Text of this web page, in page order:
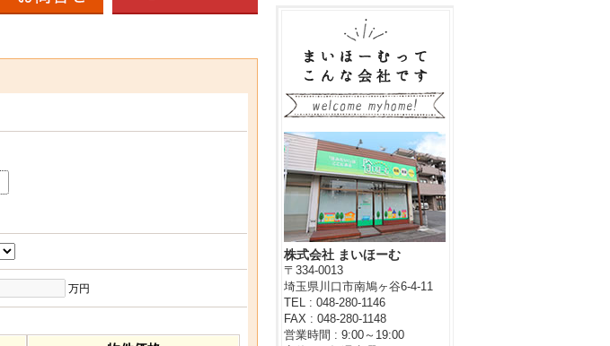
万円
株式会社 まいほーむ
〒334-0013
埼玉県川口市南鳩ヶ谷6-4-11
TEL : 048-280-1146
FAX : 048-280-1148
営業時間 : 9:00～19:00